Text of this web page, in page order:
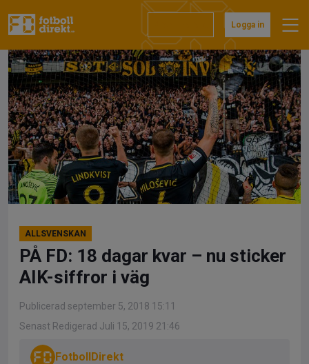
till
Logga in
ALLSVENSKAN
PÅ FD: 18 dagar kvar – nu sticker
AIK-siffror i väg
Publicerad september 5, 2018 15:11
Senast Redigerad Juli 15, 2019 21:46
FotbollDirekt